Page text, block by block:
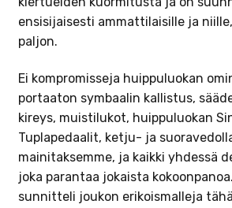
ensisijaisesti ammattilaisille ja
paljon.
Ei kompromisseja huippuluokan
portaaton symbaalin kallistus,
kireys, muistilukot, huippuluokan
Tuplapedaalit, ketju- ja
mainitaksemme, ja kaikki yhdessä
joka parantaa jokaista
sunnitteli joukon erikoismalleja